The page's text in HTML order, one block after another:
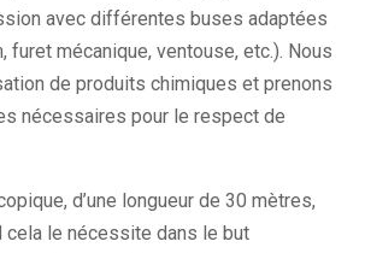
avec différentes buses adaptées
furet mécanique, ventouse, etc.). Nous
de produits chimiques et prenons
nécessaires pour le respect de
d’une longueur de 30 mètres,
cela le nécessite dans le but